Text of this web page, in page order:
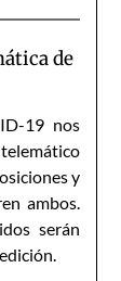
de
19 nos
y
ambos.
serán